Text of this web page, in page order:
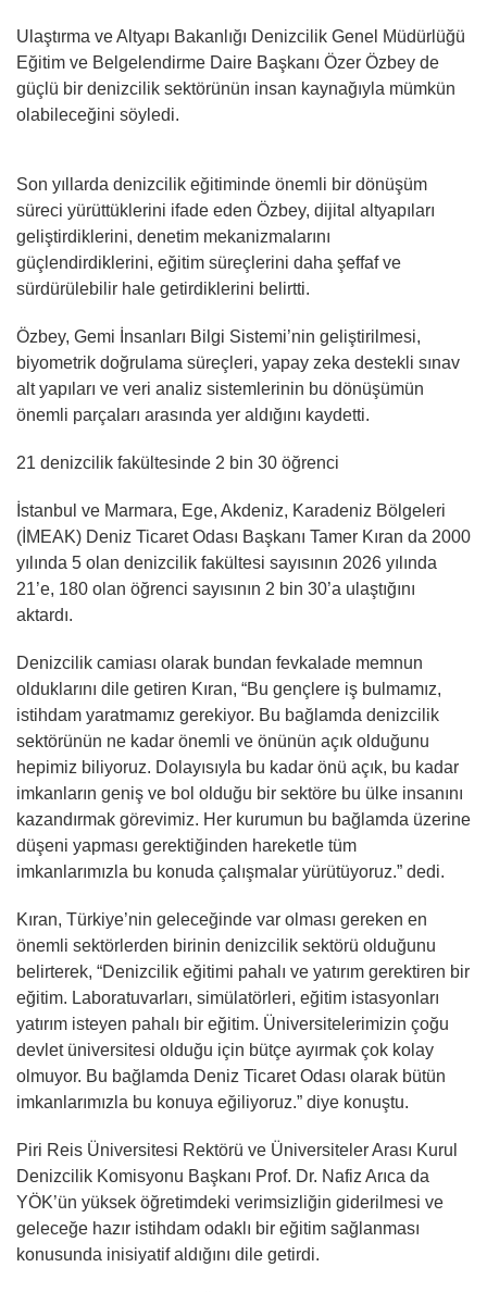
Ulaştırma ve Altyapı Bakanlığı Denizcilik Genel Müdürlüğü
Eğitim ve Belgelendirme Daire Başkanı Özer Özbey de
güçlü bir denizcilik sektörünün insan kaynağıyla mümkün
olabileceğini söyledi.
Son yıllarda denizcilik eğitiminde önemli bir dönüşüm
süreci yürüttüklerini ifade eden Özbey, dijital altyapıları
geliştirdiklerini, denetim mekanizmalarını
güçlendirdiklerini, eğitim süreçlerini daha şeffaf ve
sürdürülebilir hale getirdiklerini belirtti.
Özbey, Gemi İnsanları Bilgi Sistemi’nin geliştirilmesi,
biyometrik doğrulama süreçleri, yapay zeka destekli sınav
alt yapıları ve veri analiz sistemlerinin bu dönüşümün
önemli parçaları arasında yer aldığını kaydetti.
21 denizcilik fakültesinde 2 bin 30 öğrenci
İstanbul ve Marmara, Ege, Akdeniz, Karadeniz Bölgeleri
(İMEAK) Deniz Ticaret Odası Başkanı Tamer Kıran da 2000
yılında 5 olan denizcilik fakültesi sayısının 2026 yılında
21’e, 180 olan öğrenci sayısının 2 bin 30’a ulaştığını
aktardı.
Denizcilik camiası olarak bundan fevkalade memnun
olduklarını dile getiren Kıran, “Bu gençlere iş bulmamız,
istihdam yaratmamız gerekiyor. Bu bağlamda denizcilik
sektörünün ne kadar önemli ve önünün açık olduğunu
hepimiz biliyoruz. Dolayısıyla bu kadar önü açık, bu kadar
imkanların geniş ve bol olduğu bir sektöre bu ülke insanını
kazandırmak görevimiz. Her kurumun bu bağlamda üzerine
düşeni yapması gerektiğinden hareketle tüm
imkanlarımızla bu konuda çalışmalar yürütüyoruz.” dedi.
Kıran, Türkiye’nin geleceğinde var olması gereken en
önemli sektörlerden birinin denizcilik sektörü olduğunu
belirterek, “Denizcilik eğitimi pahalı ve yatırım gerektiren bir
eğitim. Laboratuvarları, simülatörleri, eğitim istasyonları
yatırım isteyen pahalı bir eğitim. Üniversitelerimizin çoğu
devlet üniversitesi olduğu için bütçe ayırmak çok kolay
olmuyor. Bu bağlamda Deniz Ticaret Odası olarak bütün
imkanlarımızla bu konuya eğiliyoruz.” diye konuştu.
Piri Reis Üniversitesi Rektörü ve Üniversiteler Arası Kurul
Denizcilik Komisyonu Başkanı Prof. Dr. Nafiz Arıca da
YÖK’ün yüksek öğretimdeki verimsizliğin giderilmesi ve
geleceğe hazır istihdam odaklı bir eğitim sağlanması
konusunda inisiyatif aldığını dile getirdi.